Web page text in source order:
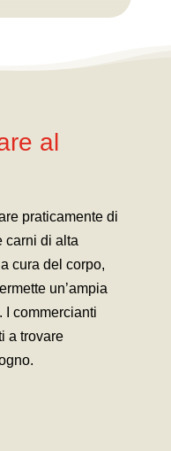
al
praticamente di
carni di alta
cura del corpo,
un’ampia
I commercianti
a trovare